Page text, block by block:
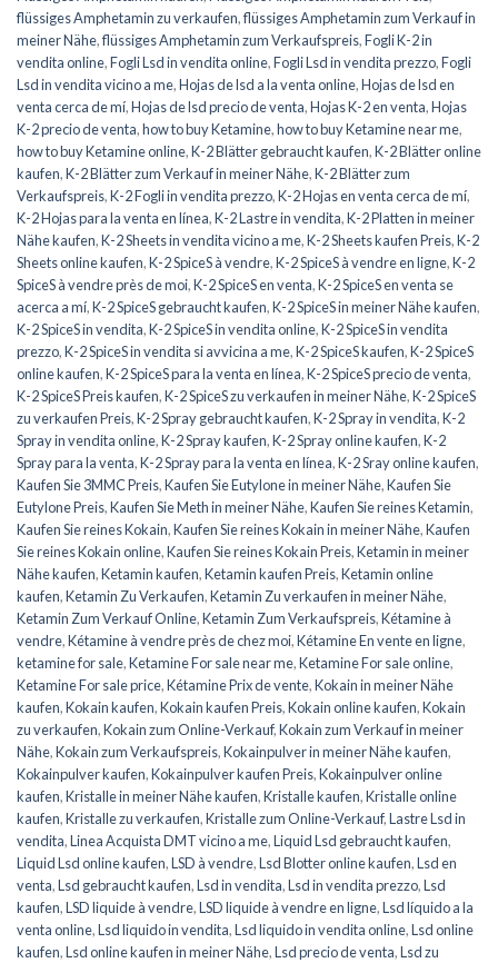
flüssiges Amphetamin zu verkaufen,flüssiges Amphetamin zum Verkauf in
meiner Nähe,flüssiges Amphetamin zum Verkaufspreis,Fogli K-2 in
vendita online,Fogli Lsd in vendita online,Fogli Lsd in vendita prezzo,Fogli
Lsd in vendita vicino a me,Hojas de lsd a la venta online,Hojas de lsd en
venta cerca de mí,Hojas de lsd precio de venta,Hojas K-2 en venta,Hojas
K-2 precio de venta,how to buy Ketamine,how to buy Ketamine near me,
how to buy Ketamine online,K-2 Blätter gebraucht kaufen,K-2 Blätter online
kaufen,K-2 Blätter zum Verkauf in meiner Nähe,K-2 Blätter zum
Verkaufspreis,K-2 Fogli in vendita prezzo,K-2 Hojas en venta cerca de mí,
K-2 Hojas para la venta en línea,K-2 Lastre in vendita,K-2 Platten in meiner
Nähe kaufen,K-2 Sheets in vendita vicino a me,K-2 Sheets kaufen Preis,K-2
Sheets online kaufen,K-2 SpiceS à vendre,K-2 SpiceS à vendre en ligne,K-2
SpiceS à vendre près de moi,K-2 SpiceS en venta,K-2 SpiceS en venta se
acerca a mí,K-2 SpiceS gebraucht kaufen,K-2 SpiceS in meiner Nähe kaufen,
K-2 SpiceS in vendita,K-2 SpiceS in vendita online,K-2 SpiceS in vendita
prezzo,K-2 SpiceS in vendita si avvicina a me,K-2 SpiceS kaufen,K-2 SpiceS
online kaufen,K-2 SpiceS para la venta en línea,K-2 SpiceS precio de venta,
K-2 SpiceS Preis kaufen,K-2 SpiceS zu verkaufen in meiner Nähe,K-2 SpiceS
zu verkaufen Preis,K-2 Spray gebraucht kaufen,K-2 Spray in vendita,K-2
Spray in vendita online,K-2 Spray kaufen,K-2 Spray online kaufen,K-2
Spray para la venta,K-2 Spray para la venta en línea,K-2 Sray online kaufen,
Kaufen Sie 3MMC Preis,Kaufen Sie Eutylone in meiner Nähe,Kaufen Sie
Eutylone Preis,Kaufen Sie Meth in meiner Nähe,Kaufen Sie reines Ketamin,
Kaufen Sie reines Kokain,Kaufen Sie reines Kokain in meiner Nähe,Kaufen
Sie reines Kokain online,Kaufen Sie reines Kokain Preis,Ketamin in meiner
Nähe kaufen,Ketamin kaufen,Ketamin kaufen Preis,Ketamin online
kaufen,Ketamin Zu Verkaufen,Ketamin Zu verkaufen in meiner Nähe,
Ketamin Zum Verkauf Online,Ketamin Zum Verkaufspreis,Kétamine à
vendre,Kétamine à vendre près de chez moi,Kétamine En vente en ligne,
ketamine for sale,Ketamine For sale near me,Ketamine For sale online,
Ketamine For sale price,Kétamine Prix de vente,Kokain in meiner Nähe
kaufen,Kokain kaufen,Kokain kaufen Preis,Kokain online kaufen,Kokain
zu verkaufen,Kokain zum Online-Verkauf,Kokain zum Verkauf in meiner
Nähe,Kokain zum Verkaufspreis,Kokainpulver in meiner Nähe kaufen,
Kokainpulver kaufen,Kokainpulver kaufen Preis,Kokainpulver online
kaufen,Kristalle in meiner Nähe kaufen,Kristalle kaufen,Kristalle online
kaufen,Kristalle zu verkaufen,Kristalle zum Online-Verkauf,Lastre Lsd in
vendita,Linea Acquista DMT vicino a me,Liquid Lsd gebraucht kaufen,
Liquid Lsd online kaufen,LSD à vendre,Lsd Blotter online kaufen,Lsd en
venta,Lsd gebraucht kaufen,Lsd in vendita,Lsd in vendita prezzo,Lsd
kaufen,LSD liquide à vendre,LSD liquide à vendre en ligne,Lsd líquido a la
venta online,Lsd liquido in vendita,Lsd liquido in vendita online,Lsd online
kaufen,Lsd online kaufen in meiner Nähe,Lsd precio de venta,Lsd zu